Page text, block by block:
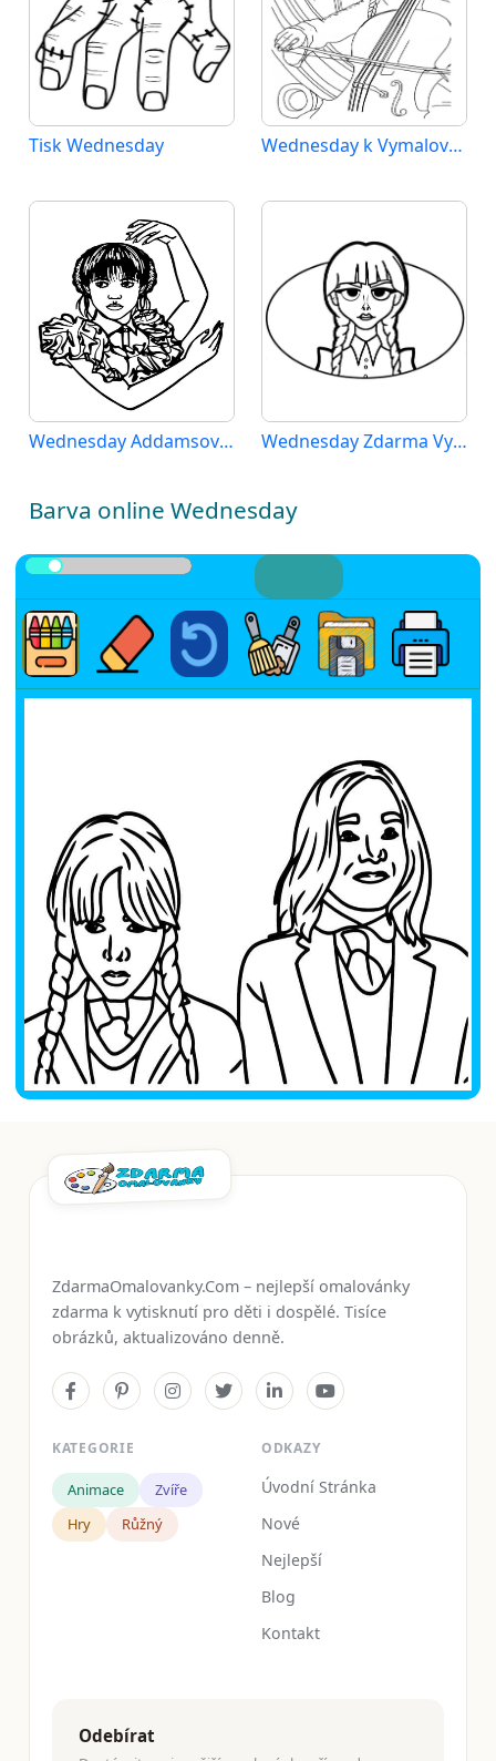
Tisk Wednesday Wednesday k Vymalování
Wednesday Addamsová (5) Wednesday Zdarma Vymalovatelné Obrázek
Barva online Wednesday
ZdarmaOmalovanky.Com – nejlepší omalovánky
zdarma k vytisknutí pro děti i dospělé. Tisíce
obrázků, aktualizováno denně.
KATEGORIE
Animace
Zvíře
Hry
Růžný
ODKAZY
Úvodní Stránka
Nové
Nejlepší
Blog
Kontakt
Odebírat